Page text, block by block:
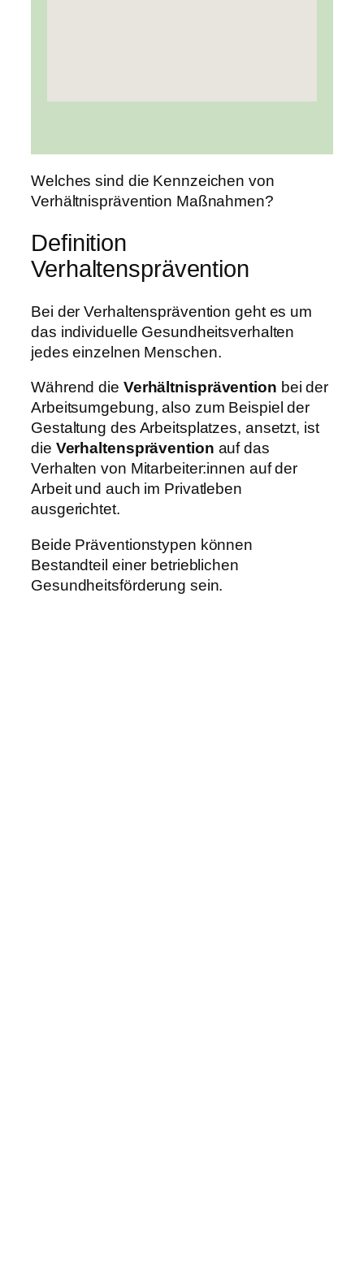
Welches sind die Kennzeichen von
Verhältnisprävention Maßnahmen?
Definition
Verhaltensprävention
Bei der Verhaltensprävention geht es um
das individuelle Gesundheitsverhalten
jedes einzelnen Menschen.
Während die Verhältnisprävention bei der
Arbeitsumgebung, also zum Beispiel der
Gestaltung des Arbeitsplatzes, ansetzt, ist
die Verhaltensprävention auf das
Verhalten von Mitarbeiter:innen auf der
Arbeit und auch im Privatleben
ausgerichtet.
Beide Präventionstypen können
Bestandteil einer betrieblichen
Gesundheitsförderung sein.